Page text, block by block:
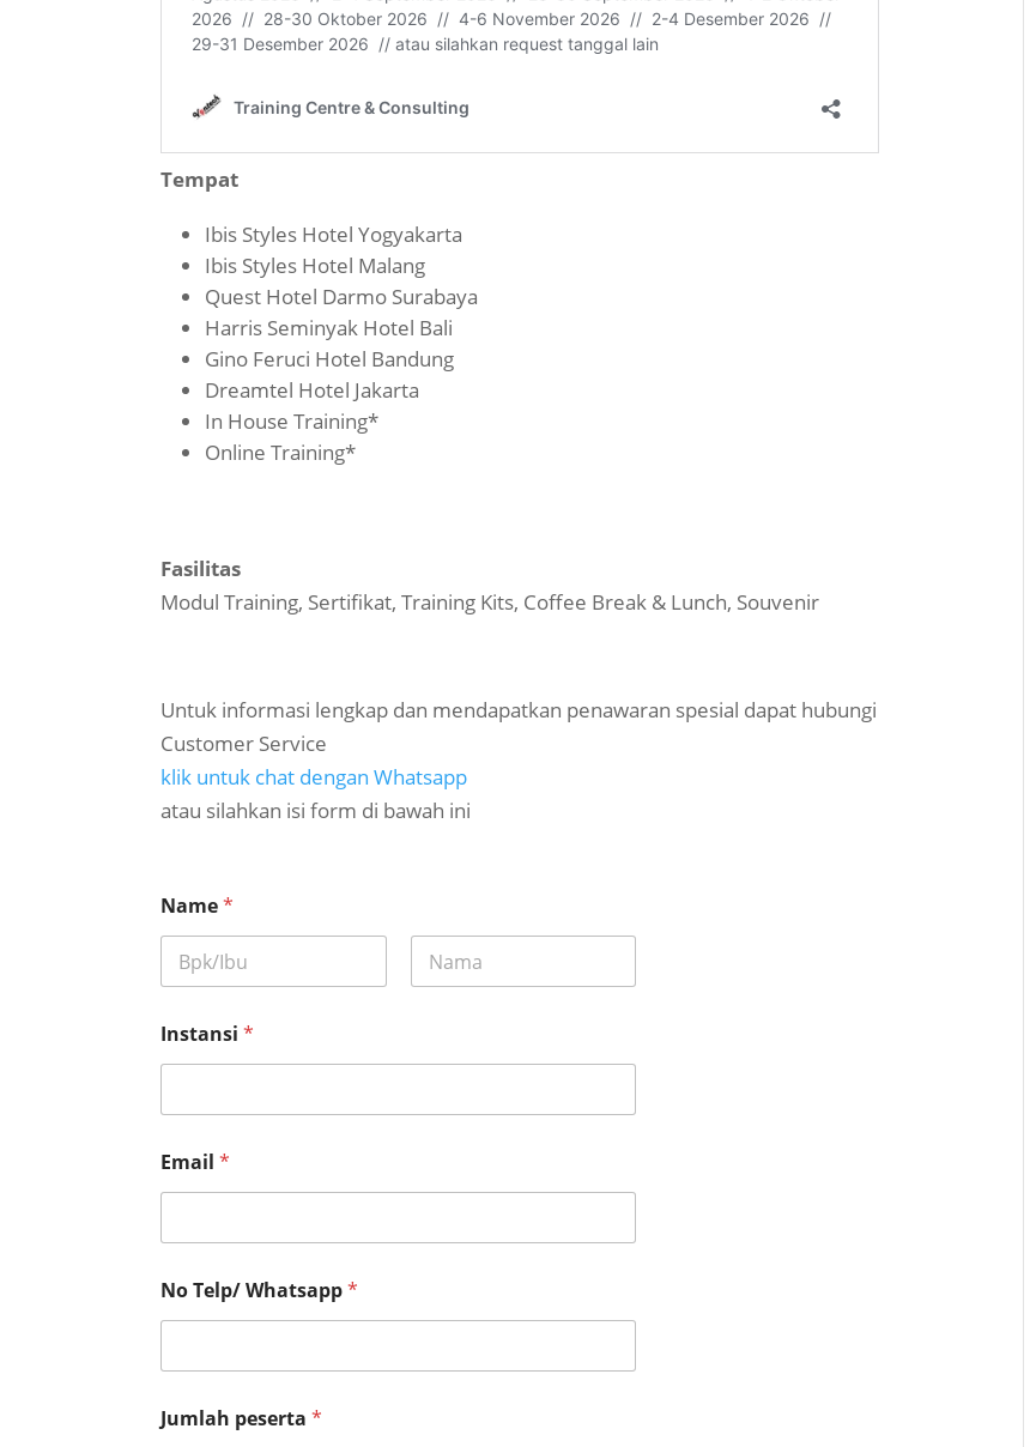
Tempat
Ibis Styles Hotel Yogyakarta
Ibis Styles Hotel Malang
Quest Hotel Darmo Surabaya
Harris Seminyak Hotel Bali
Gino Feruci Hotel Bandung
Dreamtel Hotel Jakarta
In House Training*
Online Training*
Fasilitas
Modul Training, Sertifikat, Training Kits, Coffee Break & Lunch, Souvenir
Untuk informasi lengkap dan mendapatkan penawaran spesial dapat hubungi
Customer Service
klik untuk chat dengan Whatsapp
atau silahkan isi form di bawah ini
Name*
Instansi*
Email*
No Telp/ Whatsapp*
Jumlah peserta*